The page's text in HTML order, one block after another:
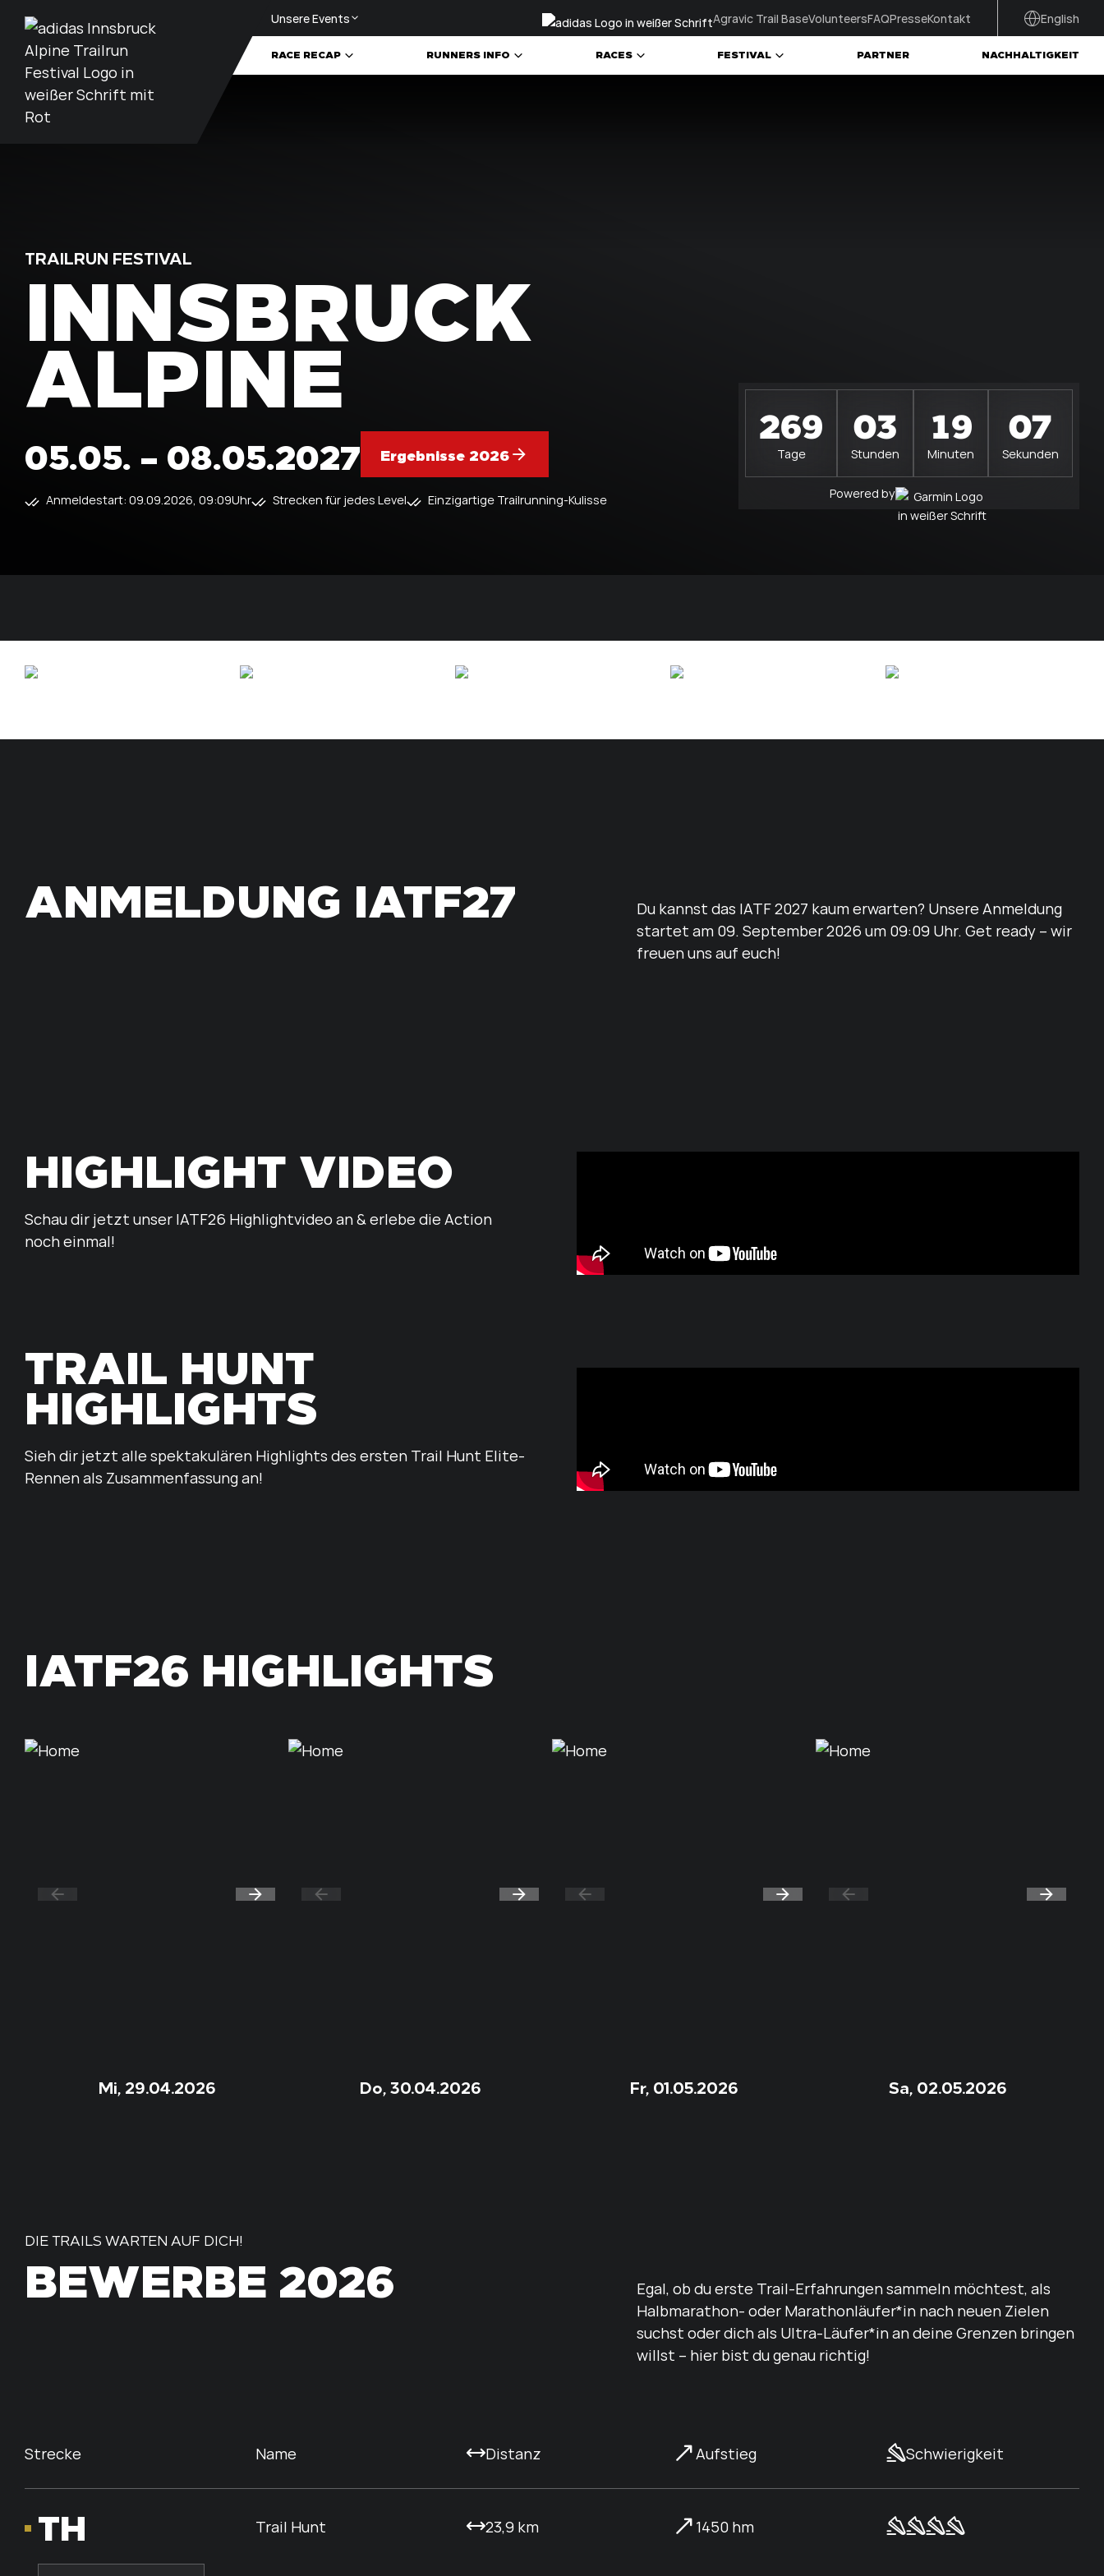
Zum Inhalt Unsere Events Agravic Trail BaseVolunteersFAQPresseKontakt English
RACE RECAP RUNNERS INFO RACES FESTIVAL PARTNER NACHHALTIGKEIT
TRAILRUN FESTIVAL
INNSBRUCK
ALPINE
05.05. – 08.05.2027 Ergebnisse 2026
Anmeldestart: 09.09.2026, 09:09Uhr Strecken für jedes Level Einzigartige Trailrunning-Kulisse
269
Tage
03
Stunden
19
Minuten
06
Sekunden
Powered by
ANMELDUNG IATF27
Du kannst das IATF 2027 kaum erwarten? Unsere Anmeldung
startet am 09. September 2026 um 09:09 Uhr. Get ready – wir
freuen uns auf euch!
HIGHLIGHT VIDEO
Schau dir jetzt unser IATF26 Highlightvideo an & erlebe die Action
noch einmal!
TRAIL HUNT
HIGHLIGHTS
Sieh dir jetzt alle spektakulären Highlights des ersten Trail Hunt Elite-
Rennen als Zusammenfassung an!
IATF26 HIGHLIGHTS
Mi, 29.04.2026 Do, 30.04.2026 Fr, 01.05.2026 Sa, 02.05.2026
DIE TRAILS WARTEN AUF DICH!
BEWERBE 2026
Egal, ob du erste Trail-Erfahrungen sammeln möchtest, als
Halbmarathon- oder Marathonläufer*in nach neuen Zielen
suchst oder dich als Ultra-Läufer*in an deine Grenzen bringen
willst – hier bist du genau richtig!
Strecke Name Distanz Aufstieg Schwierigkeit
TH Trail Hunt 23,9 km 1450 hm